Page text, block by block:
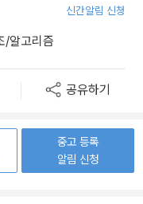
신간알림 신청
/알고리즘
공유하기
중고 등록
알림 신청